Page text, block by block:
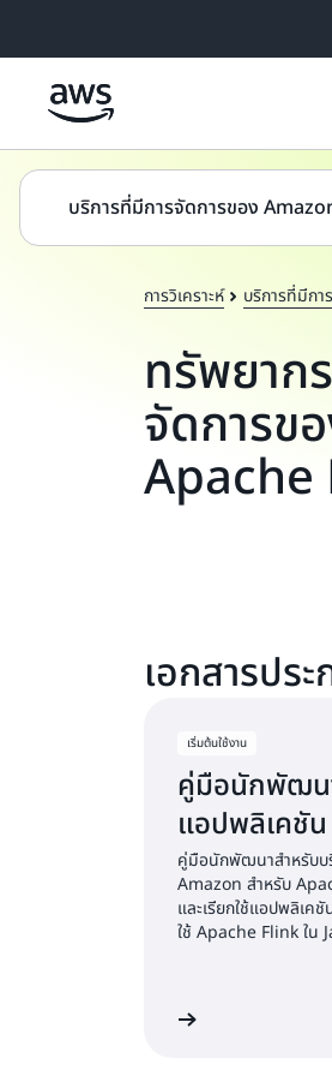
บริการที่มีการจัดการของ
การวิเคราะห์ บริการที่มีก
ทรัพยาก
จัดการข
Apache
เอกสารปร
เริ่มต้นใช้งาน
คู่มือนักพัฒน
แอปพลิเคชั
คู่มือนักพัฒนาสำหรับบ
Amazon สำหรับ
และเรียกใช้แอปพลิเค
ใช้ Apache Flink ใน